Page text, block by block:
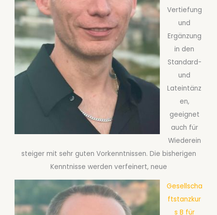
Vertiefung
und
Ergänzung
in den
Standard-
und
Lateintänz
en,
geeignet
auch für
Wiederein
steiger mit sehr guten Vorkenntnissen. Die bisherigen
Kenntnisse werden verfeinert, neue
Gesellscha
ftstanzkur
s B für